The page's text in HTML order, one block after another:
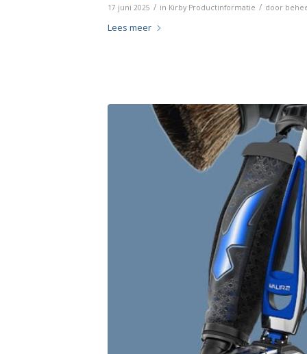
17 juni 2025 / in Kirby Productinformatie / door
Lees meer